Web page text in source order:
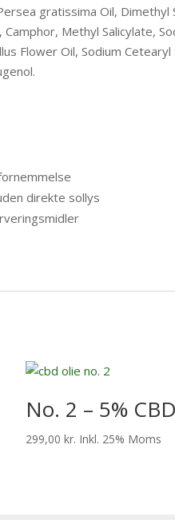
gratissima Oil,
Methyl Salicylate,
Flower Oil, Sodium
direkte sollys
No. 2 – 5%
299,00 kr. Inkl. 25% Moms